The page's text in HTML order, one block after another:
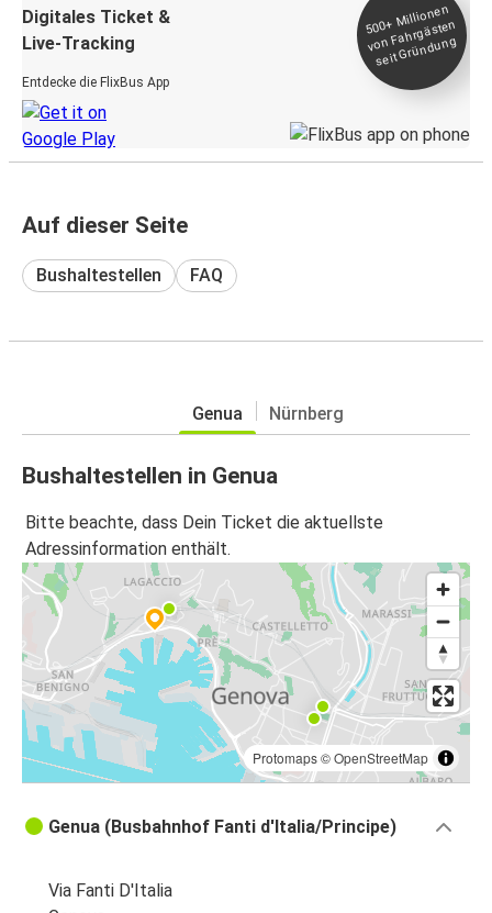
Digitales Ticket &
Live-Tracking
Entdecke die FlixBus App
500+
Millionen
von Fahrgästen
seit
Gründung
Auf dieser Seite
Bushaltestellen FAQ
Genua Nürnberg
Bushaltestellen in Genua
Bitte beachte, dass Dein Ticket die aktuellste
Adressinformation enthält.
Protomaps©OpenStreetMap
Genua (Busbahnhof Fanti d'Italia/Principe)
Via Fanti D'Italia